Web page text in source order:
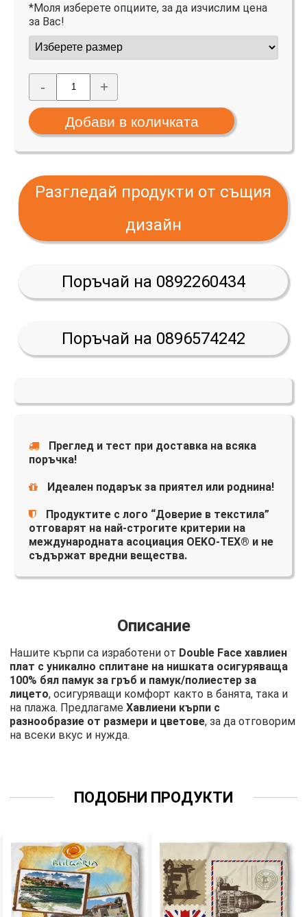
*Моля изберете опциите, за да изчислим цена
за Вас!
- +
Разгледай продукти от същия
дизайн
Поръчай на 0892260434
Поръчай на 0896574242
Преглед и тест при доставка на всяка
поръчка!
Идеален подарък за приятел или роднина!
Продуктите с лого “Доверие в текстила”
отговарят на най-строгите критерии на
международната асоциация OEKO-TEX® и не
съдържат вредни вещества.
Описание
Нашите кърпи са изработени от Double Face хавлиен
плат с уникално сплитане на нишката осигуряваща
100% бял памук за гръб и памук/полиестер за
лицето, осигуряващи комфорт както в банята, така и
на плажа. ПредлагамеХавлиени кърпи с
разнообразие от размери и цветове, за да отговорим
на всеки вкус и нужда.
ПОДОБНИ ПРОДУКТИ